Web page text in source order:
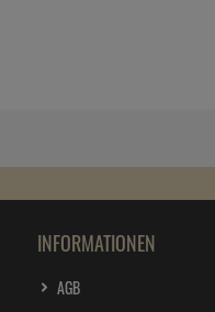
INFORMATIONEN
AGB